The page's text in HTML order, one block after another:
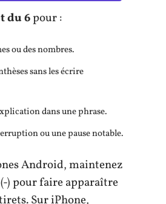
du 6pour :
ou des nombres.
sans les écrire
dans une phrase.
ou une pause notable.
Android, maintenez
) pour faire apparaître
Sur iPhone,